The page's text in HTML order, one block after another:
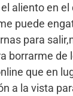
aliento en el
puede
para
borrarme de
que en
a la vista